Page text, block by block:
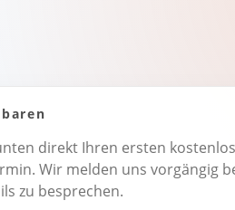
direkt Ihren ersten
Wir melden uns vorgängig
zu besprechen.